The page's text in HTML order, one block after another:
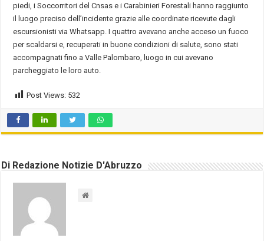
piedi, i Soccorritori del Cnsas e i Carabinieri Forestali hanno raggiunto
il luogo preciso dell’incidente grazie alle coordinate ricevute dagli
escursionisti via Whatsapp. I quattro avevano anche acceso un fuoco
per scaldarsi e, recuperati in buone condizioni di salute, sono stati
accompagnati fino a Valle Palombaro, luogo in cui avevano
parcheggiato le loro auto.
Post Views: 532
Di Redazione Notizie D'Abruzzo